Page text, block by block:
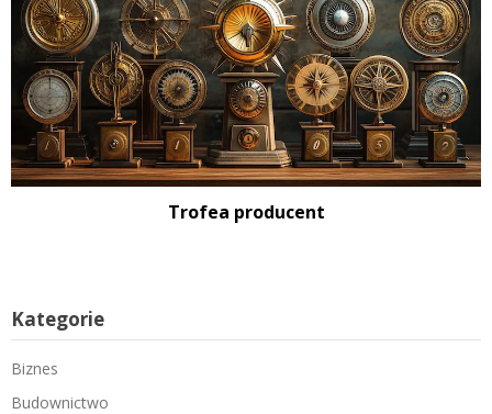
Trofea producent
Kategorie
Biznes
Budownictwo